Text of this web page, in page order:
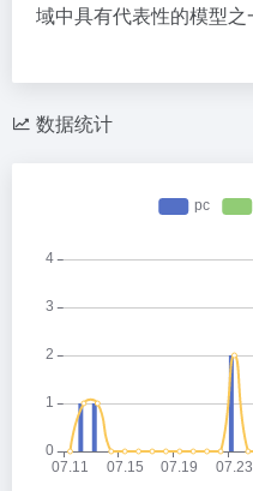
域中具有代表性的模型之
数据统计